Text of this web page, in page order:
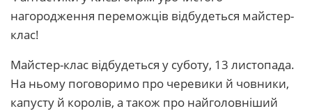
нагородження переможців відбудеться майстер-
клас!
Майстер-клас відбудеться у суботу, 13 листопада.
На ньому поговоримо про черевики й човники,
капусту й королів, а також про найголовніший